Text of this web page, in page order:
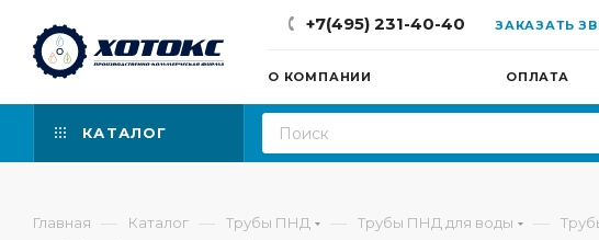
+7(495) 231-40-40 ЗАКАЗАТЬ
О КОМПАНИИ ОПЛАТА
КАТАЛОГ
Главная — Каталог — Трубы ПНД — Трубы ПНД для воды —